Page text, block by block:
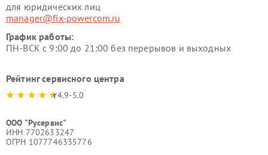
для юридических лиц
manager@fix-powercom.ru
График работы:
ПН-ВСК с 9:00 до 21:00 без перерывов и выходных
Рейтинг сервисного центра
4.9-5.0
ООО "Русервис"
ИНН 7702633247
ОГРН 1077746335776